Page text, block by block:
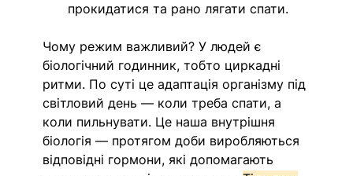
прокидатися та рано лягати спати.
Чому режим важливий? У людей є
біологічний годинник, тобто циркадні
ритми. По суті це адаптація організму під
світловий день — коли треба спати, а
коли пильнувати. Це наша внутрішня
біологія — протягом доби виробляються
відповідні гормони, які допомагають